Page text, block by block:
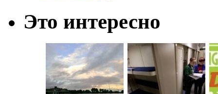
Это интересно